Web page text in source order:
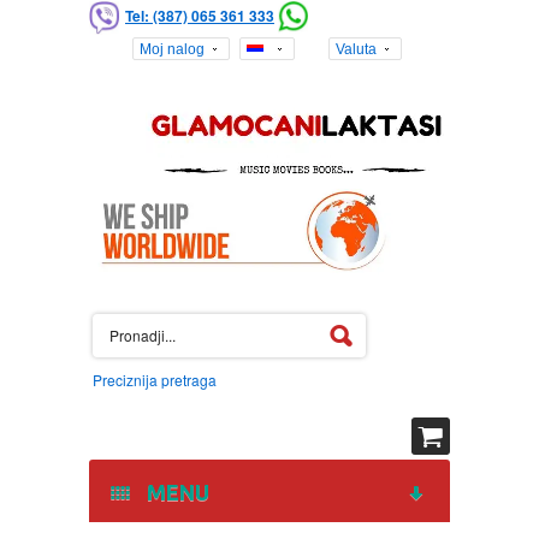
Tel: (387) 065 361 333
Moj nalog Valuta
Preciznija pretraga
MENU